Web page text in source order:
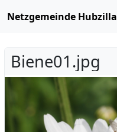
Netzgemeinde Hubzilla
Biene01.jpg